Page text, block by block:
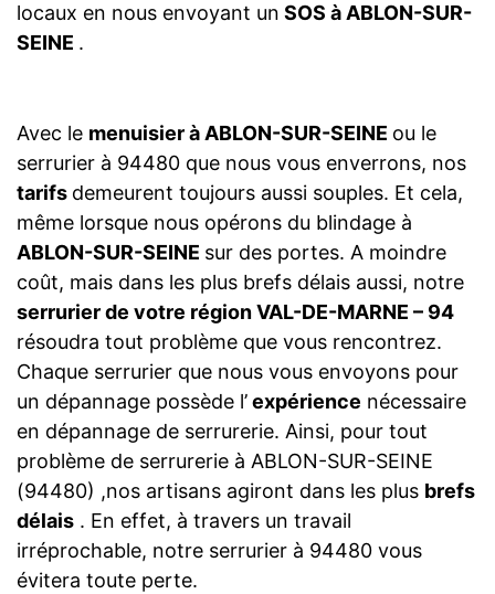
locaux en nous envoyant un SOS à ABLON-SUR-
SEINE .
Avec le menuisier à ABLON-SUR-SEINE ou le
serrurier à 94480 que nous vous enverrons, nos
tarifs demeurent toujours aussi souples. Et cela,
même lorsque nous opérons du blindage à
ABLON-SUR-SEINE sur des portes. A moindre
coût, mais dans les plus brefs délais aussi, notre
serrurier de votre région VAL-DE-MARNE – 94
résoudra tout problème que vous rencontrez.
Chaque serrurier que nous vous envoyons pour
un dépannage possède l’expérience nécessaire
en dépannage de serrurerie. Ainsi, pour tout
problème de serrurerie à ABLON-SUR-SEINE
(94480) ,nos artisans agiront dans les plus brefs
délais . En effet, à travers un travail
irréprochable, notre serrurier à 94480 vous
évitera toute perte.